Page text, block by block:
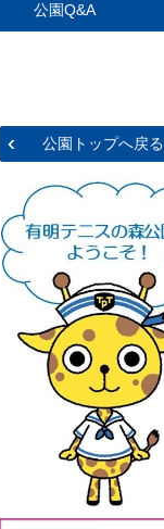
公園Q&A
公園トップへ戻る